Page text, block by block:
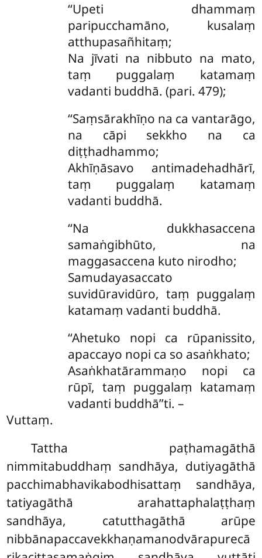
‘‘Upeti dhammaṃ
paripucchamāno, kusalaṃ
atthupasañhitaṃ;
Na jīvati na nibbuto na mato,
taṃ puggalaṃ katamaṃ
vadanti buddhā. (pari. 479);
‘‘Saṃsārakhīṇo na ca vantarāgo,
na cāpi sekkho na ca
diṭṭhadhammo;
Akhīṇāsavo antimadehadhārī,
taṃ puggalaṃ katamaṃ
vadanti buddhā.
‘‘Na dukkhasaccena
samaṅgibhūto, na
maggasaccena kuto nirodho;
Samudayasaccato
suvidūravidūro, taṃ puggalaṃ
katamaṃ vadanti buddhā.
‘‘Ahetuko nopi ca rūpanissito,
apaccayo nopi ca so asaṅkhato;
Asaṅkhatārammaṇo nopi ca
rūpī, taṃ puggalaṃ katamaṃ
vadanti buddhā’’ti. –
Vuttaṃ.
Tattha paṭhamagāthā
nimmitabuddhaṃ sandhāya, dutiyagāthā
pacchimabhavikabodhisattaṃ sandhāya,
tatiyagāthā arahattaphalaṭṭhaṃ
sandhāya, catutthagāthā arūpe
nibbānapaccavekkhaṇamanodvārapurecā